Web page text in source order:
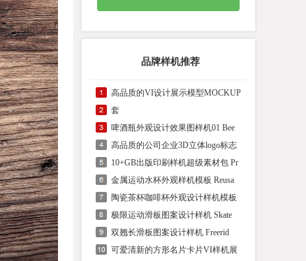
品牌样机推荐
高品质的VI设计展示模型MOCKUP
套
啤酒瓶外观设计效果图样机01 Bee
高品质的公司企业3D立体logo标志
10+GB出版印刷样机超级素材包 Pr
金属运动水杯外观样机模板 Reusa
陶瓷茶杯咖啡杯外观设计样机模板
极限运动滑板图案设计样机 Skate
双翘长滑板图案设计样机 Freerid
可爱清新的方形名片卡片VI样机展